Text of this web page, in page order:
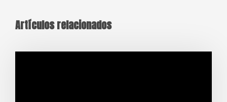
Artículos relacionados